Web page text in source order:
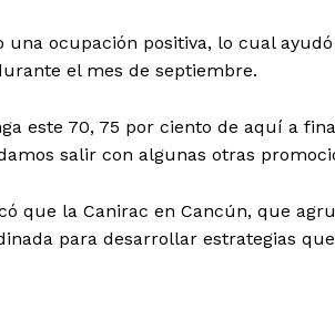
ocupación positiva, lo cual
el mes de septiembre.
este 70, 75 por ciento de aquí a
salir con algunas otras
que la Canirac en Cancún, que
para desarrollar estrategias